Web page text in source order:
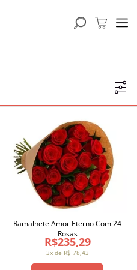
3x de R$ 78,43
R$235,29
Ramalhete Amor Eterno Com 24
Rosas